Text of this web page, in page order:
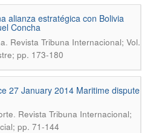
alianza estratégica con Bolivia
Concha
. Revista Tribuna Internacional; Vol.
pp. 173-180
27 January 2014 Maritime dispute
. Revista Tribuna Internacional;
pp. 71-144